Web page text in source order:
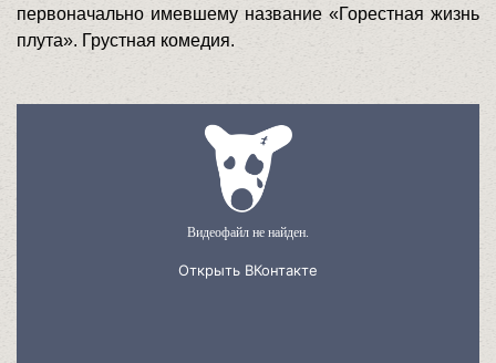
первоначально имевшему название «Горестная жизнь
плута». Грустная комедия.